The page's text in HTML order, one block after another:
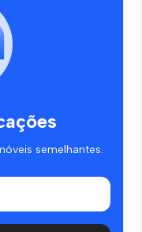
semelhantes.